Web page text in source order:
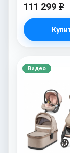
111 299 e
Видео